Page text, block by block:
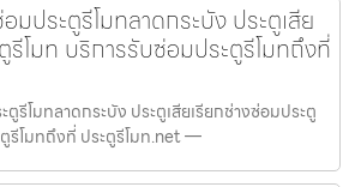
มประตูรีโมทลาดกระบัง ประตูเสีย
รีโมท บริการรับซ่อมประตูรีโมทถึงที่
รีโมทลาดกระบัง ประตูเสียเรียกช่างซ่อมประตู
รีโมทถึงที่ ประตูรีโมท.net —